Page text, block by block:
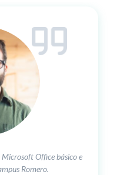
Office básico e
Romero.